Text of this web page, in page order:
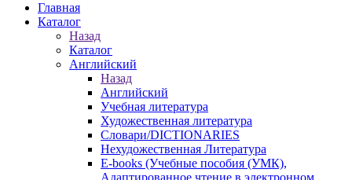
Главная
Каталог
Назад
Каталог
Английский
Назад
Английский
Учебная литература
Художественная литература
Словари/DICTIONARIES
Нехудожественная Литература
E-books (Учебные пособия (УМК),
Адаптированное чтение в электронном